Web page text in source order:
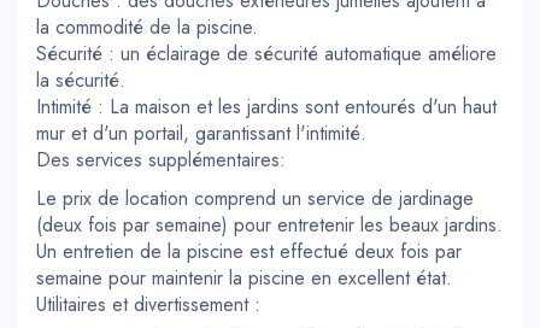
la commodité de la piscine.
Sécurité : un éclairage de sécurité automatique améliore
la sécurité.
Intimité : La maison et les jardins sont entourés d'un haut
mur et d'un portail, garantissant l'intimité.
Des services supplémentaires:
Le prix de location comprend un service de jardinage
(deux fois par semaine) pour entretenir les beaux jardins.
Un entretien de la piscine est effectué deux fois par
semaine pour maintenir la piscine en excellent état.
Utilitaires et divertissement :